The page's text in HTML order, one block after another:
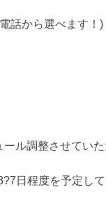
話から選べます！)
ル調整させてい
日程度を予定し